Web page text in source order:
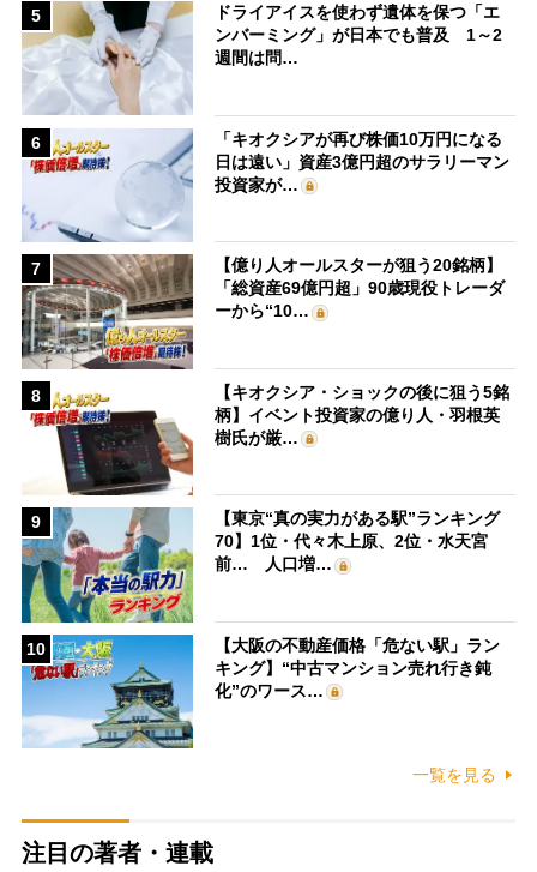
5
ドライアイスを使わず遺体を保つ「エ
ンバーミング」が日本でも普及 1～2
週間は問…
6
「キオクシアが再び株価10万円になる
日は遠い」資産3億円超のサラリーマン
投資家が…
7
【億り人オールスターが狙う20銘柄】
「総資産69億円超」90歳現役トレーダ
ーから“10…
8
【キオクシア・ショックの後に狙う5銘
柄】イベント投資家の億り人・羽根英
樹氏が厳…
9
【東京“真の実力がある駅”ランキング
70】1位・代々木上原、2位・水天宮
前… 人口増…
10
【大阪の不動産価格「危ない駅」ラン
キング】“中古マンション売れ行き鈍
化”のワース…
一覧を見る
注目の著者・連載